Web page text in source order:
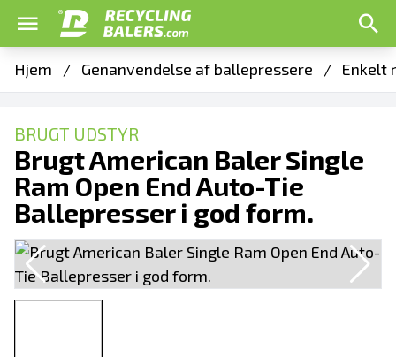
Hjem / Genanvendelse af ballepressere / Enkelt
BRUGT UDSTYR
Brugt American Baler Single
Ram Open End Auto-Tie
Ballepresser i god form.